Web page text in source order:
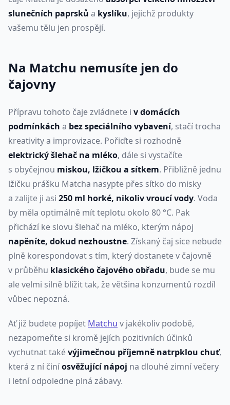
slunečních paprsků a kyslíku, jejichž produkty
vašemu tělu jen prospějí.
Na Matchu nemusíte jen do
čajovny
Přípravu tohoto čaje zvládnete i v domácích
podmínkách a bez speciálního vybavení, stačí trocha
kreativity a improvizace. Pořiďte si rozhodně
elektrický šlehač na mléko, dále si vystačíte
s obyčejnou miskou, lžičkou a sítkem. Přibližně jednu
lžičku prášku Matcha nasypte přes sítko do misky
a zalijte ji asi 250 ml horké, nikoliv vroucí vody. Voda
by měla optimálně mít teplotu okolo 80 °C. Pak
přichází ke slovu šlehač na mléko, kterým nápoj
napěníte, dokud nezhoustne. Získaný čaj sice nebude
plně korespondovat s tím, který dostanete v čajovně
v průběhu klasického čajového obřadu, bude se mu
ale velmi silně blížit tak, že většina konzumentů rozdíl
vůbec nepozná.
Ať již budete popíjet Matchu v jakékoliv podobě,
nezapomeňte si kromě jejích pozitivních účinků
vychutnat takévýjimečnou příjemně natrpklou chuť,
která z ní činíosvěžující nápoj na dlouhé zimní večery
i letní odpoledne plná zábavy.